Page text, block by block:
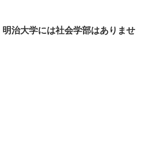
明治大学には社会学部はありませ